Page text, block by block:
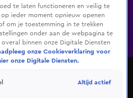
Programma's De Bondgenoten
Shop
schietpartij Amsterdam
te laten functioneren en veilig te
ieder moment opnieuw openen
om je toestemming in te trekken
onder aan de webpagina te
overal binnen onze Digitale Diensten
onze Cookieverklaring voor
onze Digitale Diensten.
Altijd actief